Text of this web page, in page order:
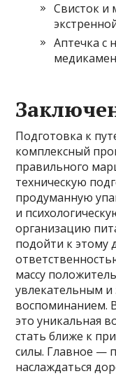
Свисток и
Аптечка с
Подготовка к
комплексный
правильного
техническую
продуманную
и
организацию
подойти к этому
массу
увлекательным
воспоминанием.
это уникальная
стать ближе к
силы. Главное —
наслаждаться